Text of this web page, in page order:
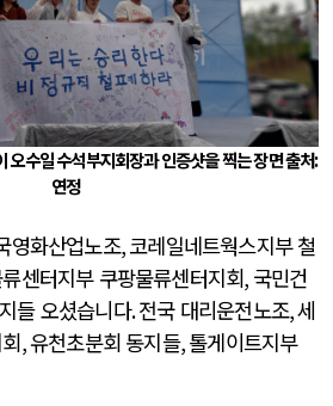
오수일 수석부지회장과 인증샷을 찍는 장면 출처:
연정
영화산업노조,코레일네트웍스지부 철
센터지부 쿠팡물류센터지회, 국민건
들 오셨습니다.전국 대리운전노조,세
,유천초분회 동지들,톨게이트지부